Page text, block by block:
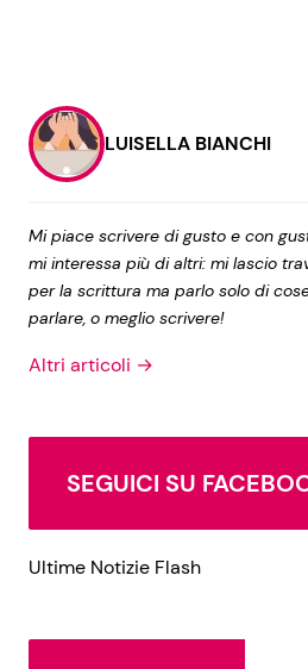
LUISELLA BIANCHI
Mi piace scrivere di gusto e con
mi interessa più di altri: mi lascio
per la scrittura ma parlo solo di
parlare, o meglio scrivere!
Altri articoli →
SEGUICI SU
Ultime Notizie Flash